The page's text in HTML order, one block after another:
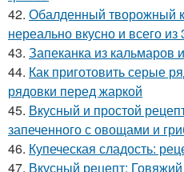
42. Обалденный творожный
нереально вкусно и всего из
43. Запеканка из кальмаров
44. Как приготовить серые
рядовки перед жаркой
45. Вкусный и простой
запеченного с овощами и
46. Купеческая сладость:
47. Вкусный рецепт: